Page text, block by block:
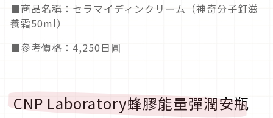
■商品名稱：セラマイディンクリーム（神奇分子釘滋
養霜50ml）
■參考價格：4,250日圓
CNP Laboratory蜂膠能量彈潤安瓶